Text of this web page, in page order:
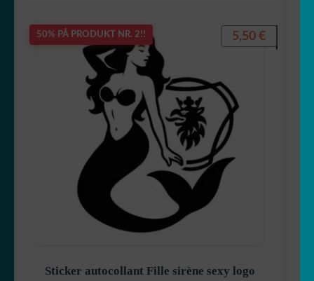
50% PÅ PRODUKT NR. 2!!
Sticker autocollant Fille sirène sexy logo
5,50 €